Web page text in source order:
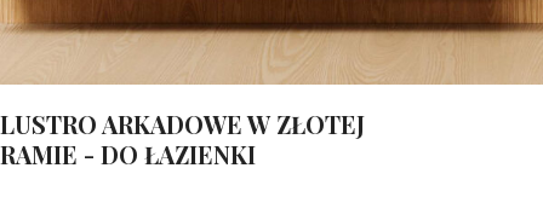
LUSTRO ARKADOWE W ZŁOTEJ
RAMIE - DO ŁAZIENKI